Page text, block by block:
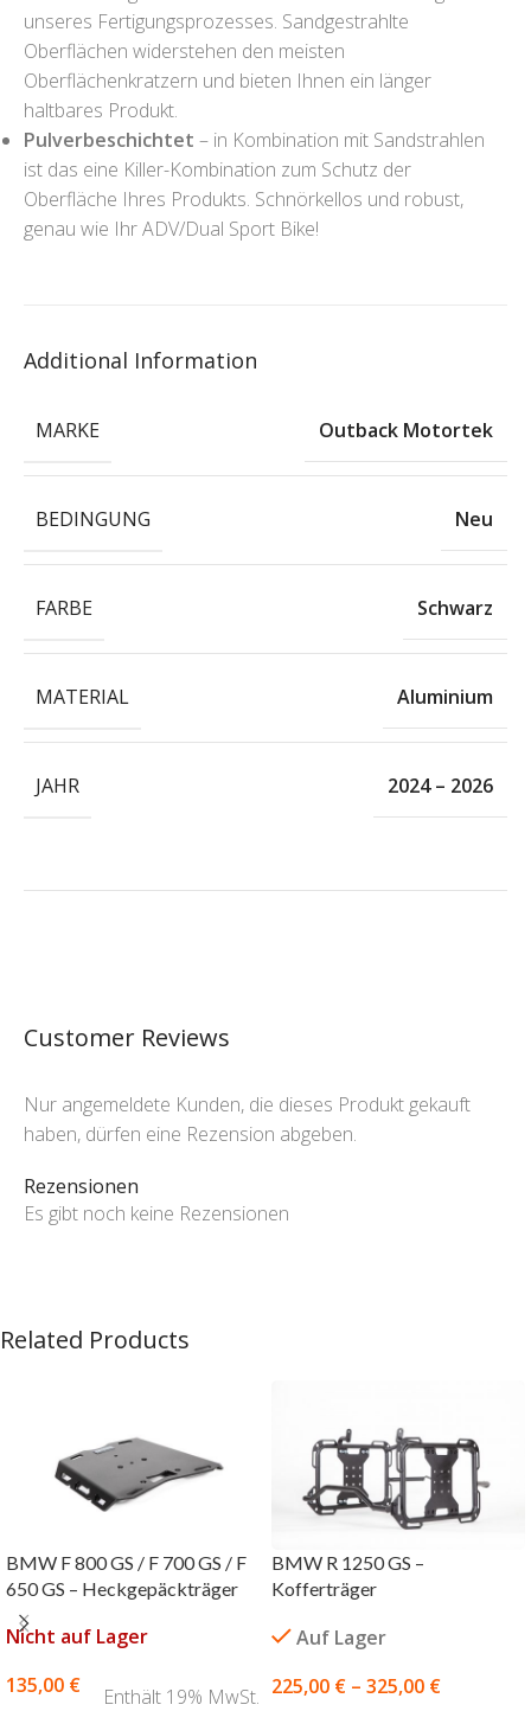
unseres Fertigungsprozesses. Sandgestrahlte
Oberflächen widerstehen den meisten
Oberflächenkratzern und bieten Ihnen ein länger
haltbares Produkt.
Pulverbeschichtet – in Kombination mit Sandstrahlen
ist das eine Killer-Kombination zum Schutz der
Oberfläche Ihres Produkts. Schnörkellos und robust,
genau wie Ihr ADV/Dual Sport Bike!
Additional Information
MARKE Outback Motortek
BEDINGUNG Neu
FARBE Schwarz
MATERIAL Aluminium
JAHR 2024 – 2026
Customer Reviews
Rezensionen
Es gibt noch keine Rezensionen
Nur angemeldete Kunden, die dieses Produkt gekauft
haben, dürfen eine Rezension abgeben.
Related Products
BMW F 800 GS / F 700 GS / F
650 GS – Heckgepäckträger
Nicht auf Lager
135,00 €
Enthält 19% MwSt.
BMW R 1250 GS –
Kofferträger
Auf Lager
225,00 € – 325,00 €